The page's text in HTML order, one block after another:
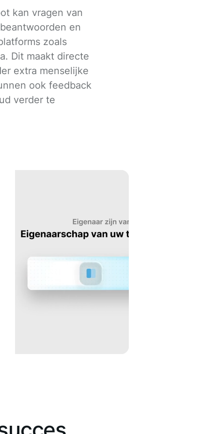
kan vragen van
en
zoals
Dit maakt directe
extra menselijke
ook feedback
verder te